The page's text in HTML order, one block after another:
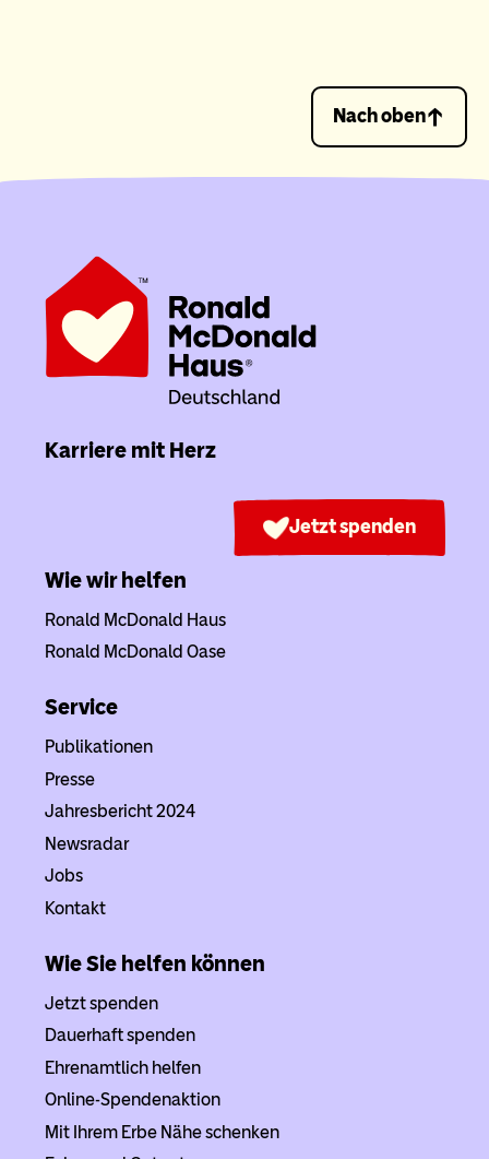
Nach oben
Karriere mit Herz
Jetzt spenden
Wie wir helfen
Ronald McDonald Haus
Ronald McDonald Oase
Service
Publikationen
Presse
Jahresbericht 2024
Newsradar
Jobs
Kontakt
Wie Sie helfen können
Jetzt spenden
Dauerhaft spenden
Ehrenamtlich helfen
Online-Spendenaktion
Mit Ihrem Erbe Nähe schenken